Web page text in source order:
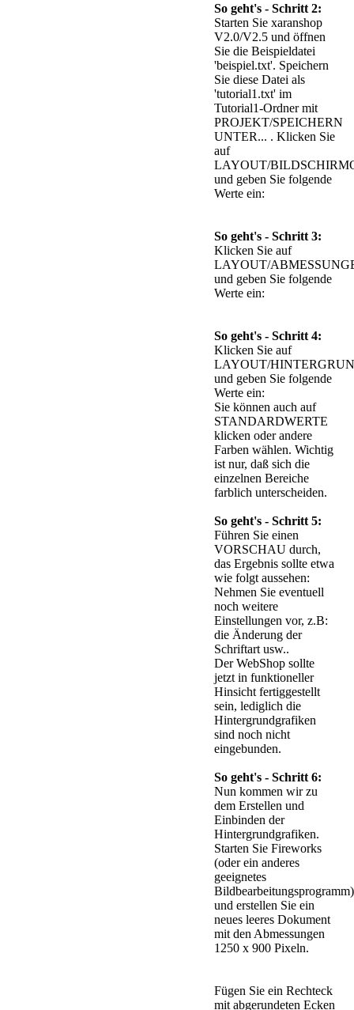
So geht's - Schritt 2:
Starten Sie xaranshop
V2.0/V2.5 und öffnen
Sie die Beispieldatei
'beispiel.txt'. Speichern
Sie diese Datei als
'tutorial1.txt' im
Tutorial1-Ordner mit
PROJEKT/SPEICHERN
UNTER... . Klicken Sie
auf
LAYOUT/
und geben Sie folgende
Werte ein:
So geht's - Schritt 3:
Klicken Sie auf
LAYOUT/
und geben Sie folgende
Werte ein:
So geht's - Schritt 4:
Klicken Sie auf
LAYOUT/
und geben Sie folgende
Werte ein:
Sie können auch auf
STANDARDWERTE
klicken oder andere
Farben wählen. Wichtig
ist nur, daß sich die
einzelnen Bereiche
farblich unterscheiden.
So geht's - Schritt 5:
Führen Sie einen
VORSCHAU durch,
das Ergebnis sollte etwa
wie folgt aussehen:
Nehmen Sie eventuell
noch weitere
Einstellungen vor, z.B:
die Änderung der
Schriftart usw..
Der WebShop sollte
jetzt in funktioneller
Hinsicht fertiggestellt
sein, lediglich die
Hintergrundgrafiken
sind noch nicht
eingebunden.
So geht's - Schritt 6:
Nun kommen wir zu
dem Erstellen und
Einbinden der
Hintergrundgrafiken.
Starten Sie Fireworks
(oder ein anderes
geeignetes
Bildbearbeitungsprogramm)
und erstellen Sie ein
neues leeres Dokument
mit den Abmessungen
1250 x 900 Pixeln.
Fügen Sie ein Rechteck
mit abgerundeten Ecken